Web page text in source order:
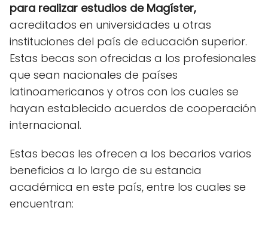
para realizar estudios de Magíster,
acreditados en universidades u otras
instituciones del país de educación superior.
Estas becas son ofrecidas a los profesionales
que sean nacionales de países
latinoamericanos y otros con los cuales se
hayan establecido acuerdos de cooperación
internacional.
Estas becas les ofrecen a los becarios varios
beneficios a lo largo de su estancia
académica en este país, entre los cuales se
encuentran: